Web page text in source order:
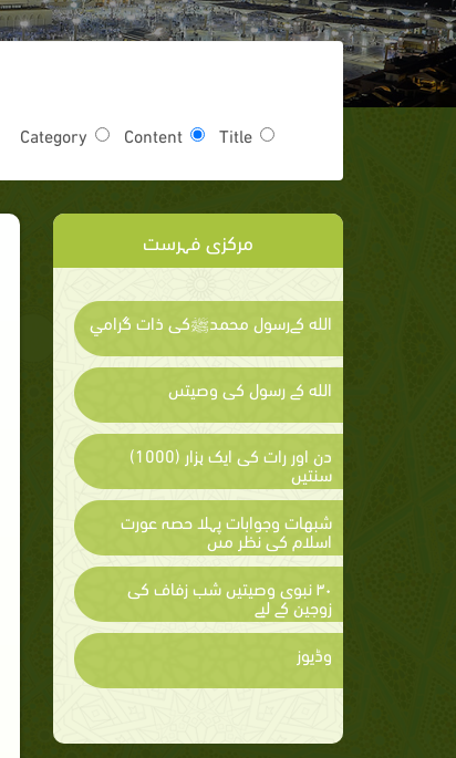
Title
Content
Category
مرکزی فہرست
الله كےرسول محمدﷺكى ذات گرامي
الله كے رسول كى وصيتىں
دن اور رات کی ایک ہزار (1000)
سنتیں
شبهات وجوابات پہلا حصہ عورت
اسلام كى نظر مىں
۳۰ نبوی وصیتیں شب زفاف کی
زوجین کے لیے
وڈیوز